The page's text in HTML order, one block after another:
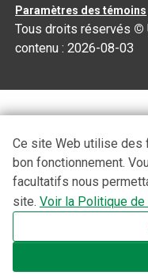
Paramètres des témoins
Tous droits réservés ©
contenu :2026-08-03
Ce site Web utilise des
bon fonctionnement.
facultatifs nous
site. Voir la Politique